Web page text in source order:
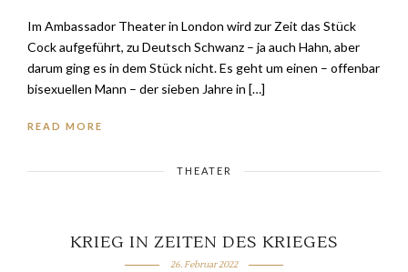
Im Ambassador Theater in London wird zur Zeit das Stück
Cock aufgeführt, zu Deutsch Schwanz – ja auch Hahn, aber
darum ging es in dem Stück nicht. Es geht um einen – offenbar
bisexuellen Mann – der sieben Jahre in […]
READ MORE
THEATER
KRIEG IN ZEITEN DES KRIEGES
26. Februar 2022